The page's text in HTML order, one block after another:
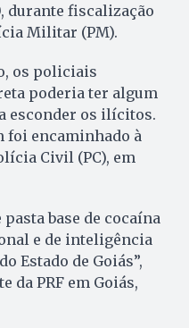
durante fiscalização
Militar (PM).
os policiais
poderia ter algum
esconder os ilícitos.
foi encaminhado à
Civil (PC), em
base de cocaína
e de inteligência
Estado de Goiás”,
da PRF em Goiás,